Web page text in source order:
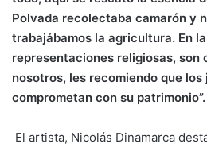
Polvada recolectaba camarón y
trabajábamos la agricultura. En
representaciones religiosas, son
nosotros, les recomiendo que los
comprometan con su patrimonio”.
El artista, Nicolás Dinamarca